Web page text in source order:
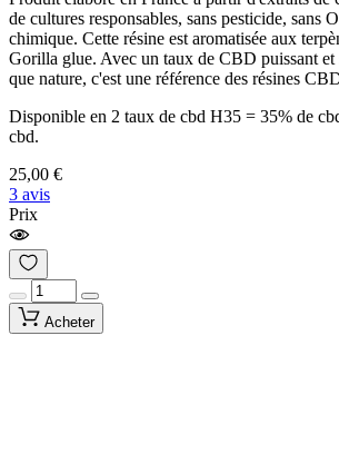
de cultures responsables, sans pesticide, sans
chimique. Cette résine est aromatisée aux
Gorilla glue. Avec un taux de CBD puissant et
que nature, c'est une référence des résines
Disponible en 2 taux de cbd H35 = 35% de
cbd.
25,00 €
3 avis
Prix
Acheter